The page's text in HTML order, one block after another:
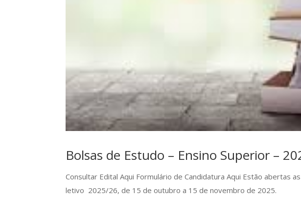
Bolsas de Estudo – Ensino Superior –
Consultar Edital Aqui Formulário de Candidatura Aqui Estão abertas
letivo 2025/26, de 15 de outubro a 15 de novembro de 2025.